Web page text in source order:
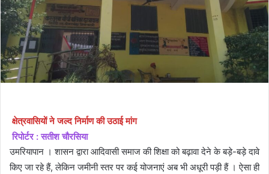
क्षेत्रवासियों ने जल्द निर्माण की उठाई मांग
रिपोर्टर : सतीश चौरसिया
उमरियापान । शासन द्वारा आदिवासी समाज की शिक्षा को बढ़ावा देने के बड़े-बड़े दावे
किए जा रहे हैं, लेकिन जमीनी स्तर पर कई योजनाएं अब भी अधूरी पड़ी हैं । ऐसा ही